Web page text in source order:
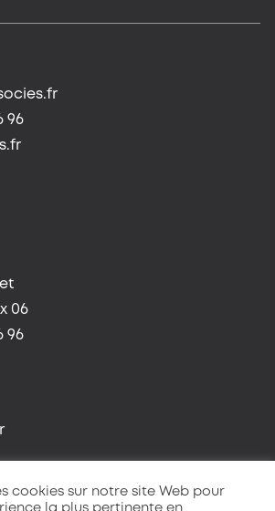
96
06
96
cookies sur notre site Web pour
la plus pertinente en